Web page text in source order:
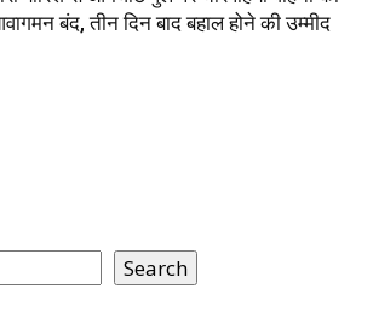
बंद, तीन दिन बाद बहाल होने की उम्मीद
Search